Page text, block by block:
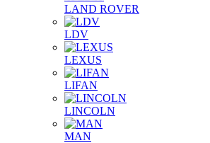
LAND ROVER
LDV
LEXUS
LIFAN
LINCOLN
MAN